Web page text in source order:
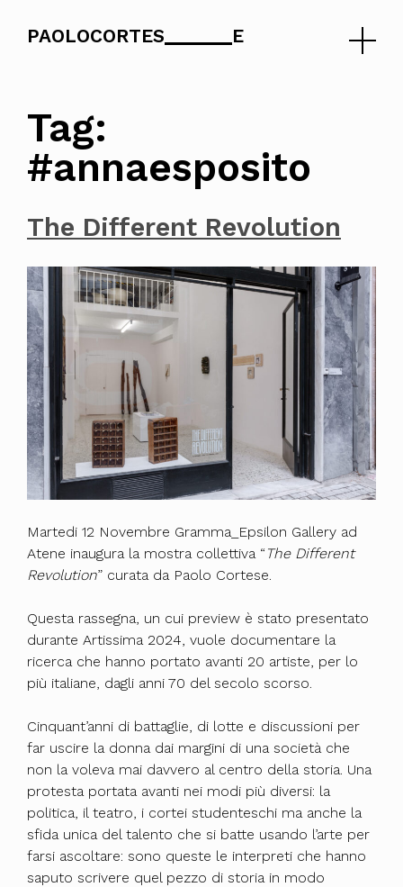
content
PAOLOCORTES E
Tag:
#annaesposito
The Different Revolution
Martedi 12 Novembre Gramma_Epsilon Gallery ad
Atene inaugura la mostra collettiva “ The Different
Revolution” curata da Paolo Cortese.
Questa rassegna, un cui preview è stato presentato
durante Artissima 2024, vuole documentare la
ricerca che hanno portato avanti 20 artiste, per lo
più italiane, dagli anni 70 del secolo scorso.
Cinquant’anni di battaglie, di lotte e discussioni per
far uscire la donna dai margini di una società che
non la voleva mai davvero al centro della storia. Una
protesta portata avanti nei modi più diversi: la
politica, il teatro, i cortei studenteschi ma anche la
sfida unica del talento che si batte usando l’arte per
farsi ascoltare: sono queste le interpreti che hanno
saputo scrivere quel pezzo di storia in modo